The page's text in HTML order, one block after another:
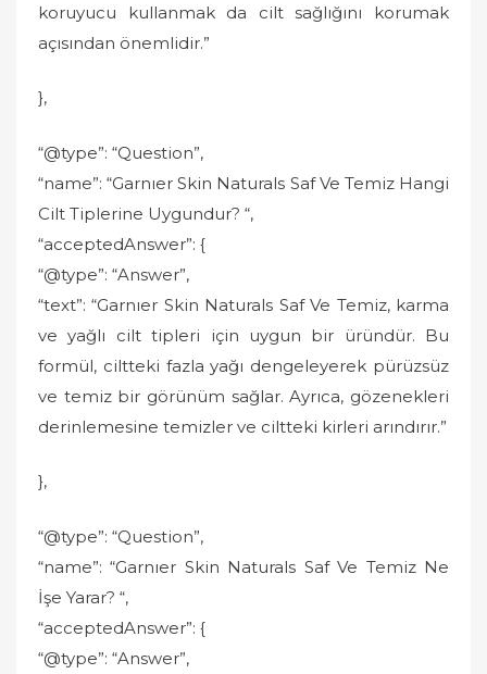
koruyucu kullanmak da cilt sağlığını korumak
açısından önemlidir.”
},
“@type”: “Question”,
“name”: “Garnıer Skin Naturals Saf Ve Temiz Hangi
Cilt Tiplerine Uygundur? “,
“acceptedAnswer”: {
“@type”: “Answer”,
“text”: “Garnıer Skin Naturals Saf Ve Temiz, karma
ve yağlı cilt tipleri için uygun bir üründür. Bu
formül, ciltteki fazla yağı dengeleyerek pürüzsüz
ve temiz bir görünüm sağlar. Ayrıca, gözenekleri
derinlemesine temizler ve ciltteki kirleri arındırır.”
},
“@type”: “Question”,
“name”: “Garnıer Skin Naturals Saf Ve Temiz Ne
İşe Yarar? “,
“acceptedAnswer”: {
“@type”: “Answer”,